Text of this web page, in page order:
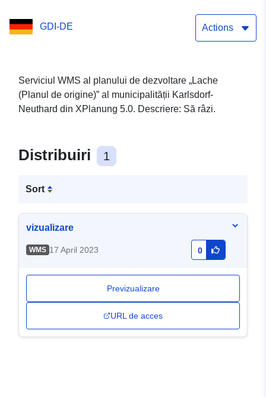
GDI-DE Actions
Serviciul WMS al planului de dezvoltare „Lache
(Planul de origine)” al municipalității Karlsdorf-
Neuthard din XPlanung 5.0. Descriere: Să râzi.
Distribuiri 1
Sort
vizualizare
WMS 17 April 2023 0
Previzualizare
URL de acces